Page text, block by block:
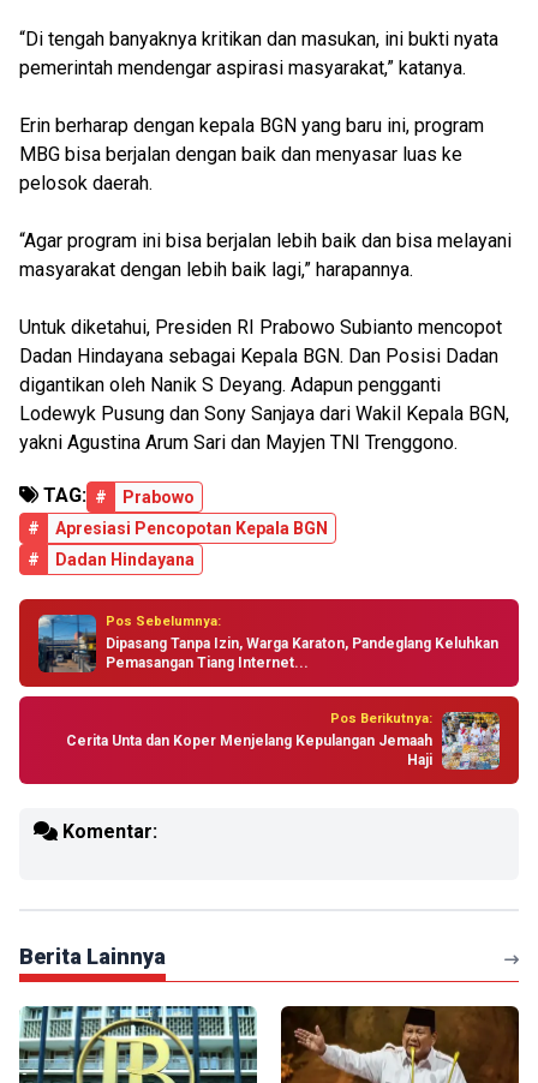
“Di tengah banyaknya kritikan dan masukan, ini bukti nyata
pemerintah mendengar aspirasi masyarakat,” katanya.
Erin berharap dengan kepala BGN yang baru ini, program
MBG bisa berjalan dengan baik dan menyasar luas ke
pelosok daerah.
“Agar program ini bisa berjalan lebih baik dan bisa melayani
masyarakat dengan lebih baik lagi,” harapannya.
Untuk diketahui, Presiden RI Prabowo Subianto mencopot
Dadan Hindayana sebagai Kepala BGN. Dan Posisi Dadan
digantikan oleh Nanik S Deyang. Adapun pengganti
Lodewyk Pusung dan Sony Sanjaya dari Wakil Kepala BGN,
yakni Agustina Arum Sari dan Mayjen TNI Trenggono.
TAG: #
Prabowo
#
Apresiasi Pencopotan Kepala BGN
#
Dadan Hindayana
Pos Sebelumnya:
Dipasang Tanpa Izin, Warga Karaton, Pandeglang Keluhkan
Pemasangan Tiang Internet...
Pos Berikutnya:
Cerita Unta dan Koper Menjelang Kepulangan Jemaah
Haji
Komentar:
Berita Lainnya